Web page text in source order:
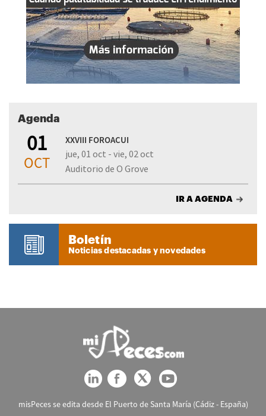
Agenda
01
OCT
XXVIII FOROACUI
jue, 01 oct - vie, 02 oct
Auditorio de O Grove
IR A AGENDA
Boletín
Noticias destacadas y novedades
misPeces se edita desde El Puerto de Santa María (Cádiz - España)